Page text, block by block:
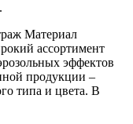
Материал
ассортимент
эффектов
продукции –
типа и цвета. В